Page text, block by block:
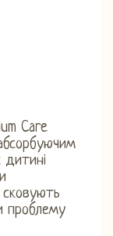
Care
проблему